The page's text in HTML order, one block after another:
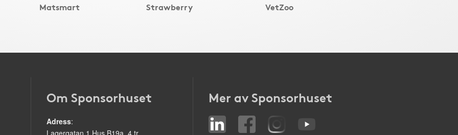
Matsmart Strawberry VetZoo
Om Sponsorhuset
Adress:
Lagergatan 1 Hus B19a, 4 tr
Mer av Sponsorhuset